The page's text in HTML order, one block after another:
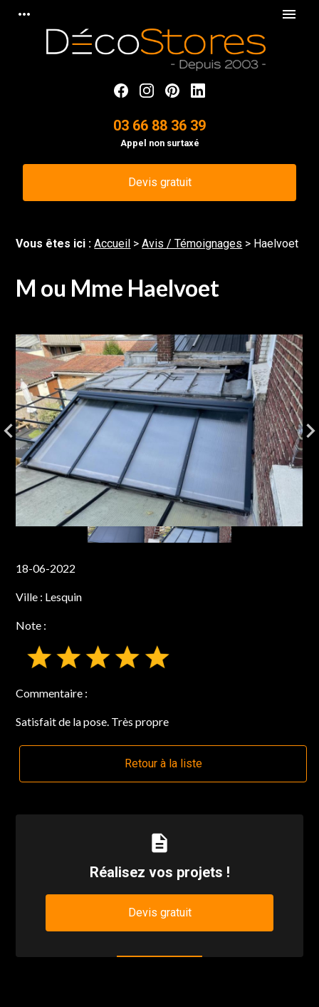
more_horiz menu
03 66 88 36 39
Appel non surtaxé
Devis gratuit
Vous êtes ici :Accueil >Avis / Témoignages > Haelvoet
M ou Mme Haelvoet
18-06-2022
Ville : Lesquin
Note :
Commentaire :
Satisfait de la pose. Très propre
Retour à la liste
description
Réalisez vos projets !
Devis gratuit